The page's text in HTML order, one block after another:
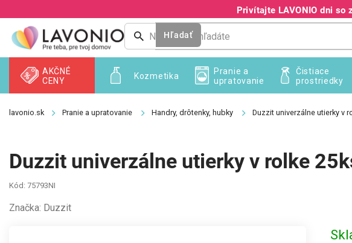
na
obsah
Privítajte LAVONIO dni so
Hľadať
Kozmetika
AKČNÉ
CENY
Pranie a
upratovanie
Čistiace
prostriedky
Pranie a upratovanie Handry, drôtenky, hubky Duzzit univerzálne utierky v
Duzzit univerzálne utierky v rolke
Kód: 75793NI
Značka: Duzzit